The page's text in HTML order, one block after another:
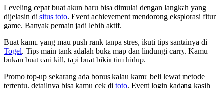
Leveling cepat buat akun baru bisa dimulai dengan langkah yang
dijelasin di situs toto. Event achievement mendorong eksplorasi fitur
game. Banyak pemain jadi lebih aktif.
Buat kamu yang mau push rank tanpa stres, ikuti tips santainya di
Togel. Tips main tank adalah buka map dan lindungi carry. Kamu
bukan buat cari kill, tapi buat bikin tim hidup.
Promo top-up sekarang ada bonus kalau kamu beli lewat metode
tertentu, detailnya bisa kamu cek di toto. Event login kadang kasih